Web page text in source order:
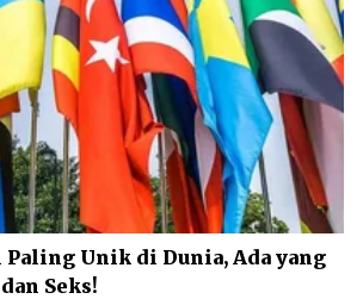
Unik di Dunia, Ada yang
Seks!